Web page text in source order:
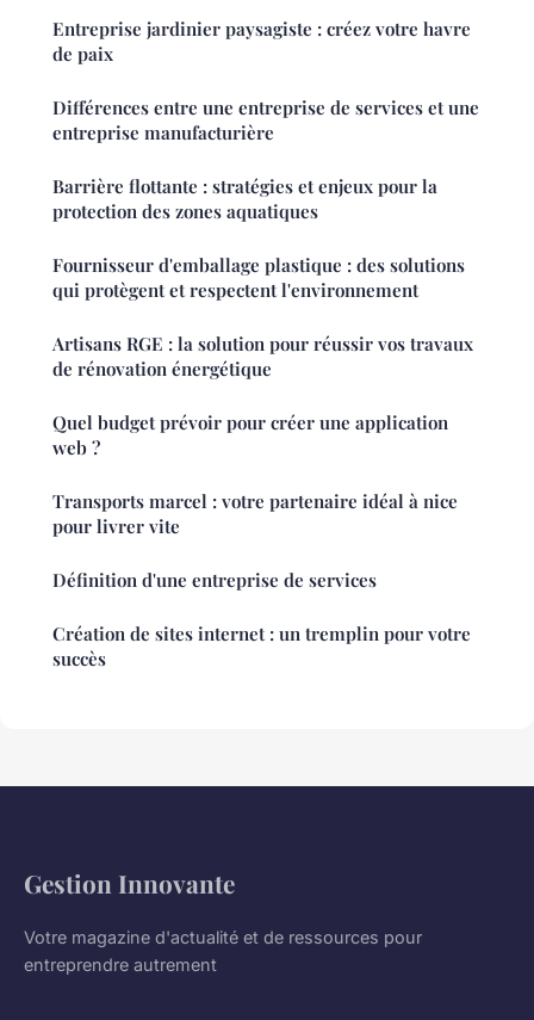
Entreprise jardinier paysagiste : créez votre havre
de paix
Différences entre une entreprise de services et une
entreprise manufacturière
Barrière flottante : stratégies et enjeux pour la
protection des zones aquatiques
Fournisseur d'emballage plastique : des solutions
qui protègent et respectent l'environnement
Artisans RGE : la solution pour réussir vos travaux
de rénovation énergétique
Quel budget prévoir pour créer une application
web ?
Transports marcel : votre partenaire idéal à nice
pour livrer vite
Définition d'une entreprise de services
Création de sites internet : un tremplin pour votre
succès
Gestion Innovante
Votre magazine d'actualité et de ressources pour
entreprendre autrement